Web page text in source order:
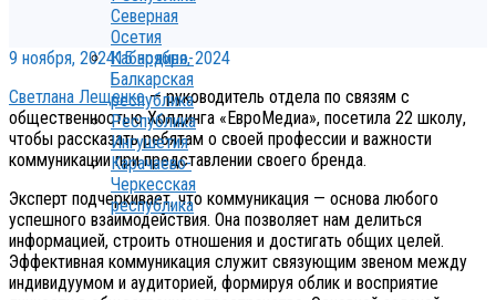
Северная
Осетия
Кабардино-
Балкарская
республика
Республика
Ингушетия
Карачаево-
Черкесская
республика
9 ноября, 202415 ноября, 2024
Светлана Лещенко— руководитель отдела по связям с
общественностью Холдинга «ЕвроМедиа», посетила 22 школу,
чтобы рассказать ребятам о своей профессии и важности
коммуникации при представлении своего бренда.
Эксперт подчеркивает, что коммуникация — основа любого
успешного взаимодействия. Она позволяет нам делиться
информацией, строить отношения и достигать общих целей.
Эффективная коммуникация служит связующим звеном между
индивидуумом и аудиторией, формируя облик и восприятие